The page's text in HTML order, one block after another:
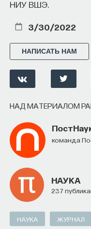
НИУ ВШЭ.
3/30/2022
НАПИСАТЬ НАМ
НАД МАТЕРИАЛОМ
команда
НАУКА
237
НАУКА ЖУРНАЛ
Внеси